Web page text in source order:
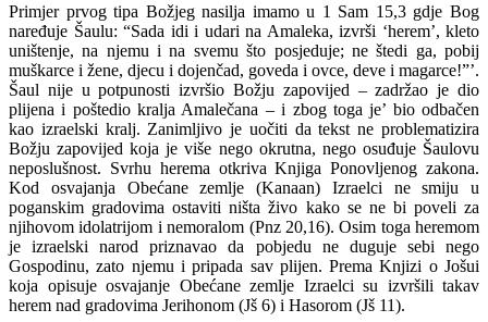
Primjer prvog tipa Božjeg nasilja imamo u 1 Sam 15,3 gdje Bog
naređuje Šaulu: “Sada idi i udari na Amaleka, izvrši ‘herem’, kleto
uništenje, na njemu i na svemu što posjeduje; ne štedi ga, pobij
muškarce i žene, djecu i dojenčad, goveda i ovce, deve i magarce!”’.
Šaul nije u potpunosti izvršio Božju zapovijed – zadržao je dio
plijena i poštedio kralja Amalečana – i zbog toga je’ bio odbačen
kao izraelski kralj. Zanimljivo je uočiti da tekst ne problematizira
Božju zapovijed koja je više nego okrutna, nego osuđuje Šaulovu
neposlušnost. Svrhu herema otkriva Knjiga Ponovljenog zakona.
Kod osvajanja Obećane zemlje (Kanaan) Izraelci ne smiju u
poganskim gradovima ostaviti ništa živo kako se ne bi poveli za
njihovom idolatrijom i nemoralom (Pnz 20,16). Osim toga heremom
je izraelski narod priznavao da pobjedu ne duguje sebi nego
Gospodinu, zato njemu i pripada sav plijen. Prema Knjizi o Jošui
koja opisuje osvajanje Obećane zemlje Izraelci su izvršili takav
herem nad gradovima Jerihonom (Jš 6) i Hasorom (Jš 11).